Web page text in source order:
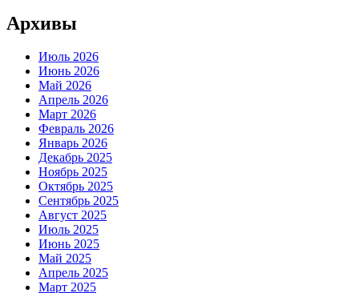
Архивы
Июль 2026
Июнь 2026
Май 2026
Апрель 2026
Март 2026
Февраль 2026
Январь 2026
Декабрь 2025
Ноябрь 2025
Октябрь 2025
Сентябрь 2025
Август 2025
Июль 2025
Июнь 2025
Май 2025
Апрель 2025
Март 2025